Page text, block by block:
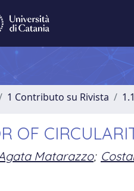
1 Contributo su Rivista
OF
Matarazzo;